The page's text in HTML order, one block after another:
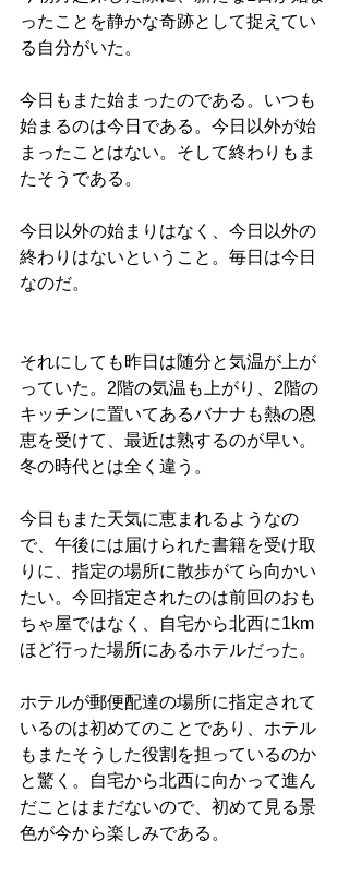
ったことを静かな奇跡として捉えてい
る自分がいた。
今日もまた始まったのである。いつも
始まるのは今日である。今日以外が始
まったことはない。そして終わりもま
たそうである。
今日以外の始まりはなく、今日以外の
終わりはないということ。毎日は今日
なのだ。
それにしても昨日は随分と気温が上が
っていた。2階の気温も上がり、2階の
キッチンに置いてあるバナナも熱の恩
恵を受けて、最近は熟するのが早い。
冬の時代とは全く違う。
今日もまた天気に恵まれるようなの
で、午後には届けられた書籍を受け取
りに、指定の場所に散歩がてら向かい
たい。今回指定されたのは前回のおも
ちゃ屋ではなく、自宅から北西に1km
ほど行った場所にあるホテルだった。
ホテルが郵便配達の場所に指定されて
いるのは初めてのことであり、ホテル
もまたそうした役割を担っているのか
と驚く。自宅から北西に向かって進ん
だことはまだないので、初めて見る景
色が今から楽しみである。